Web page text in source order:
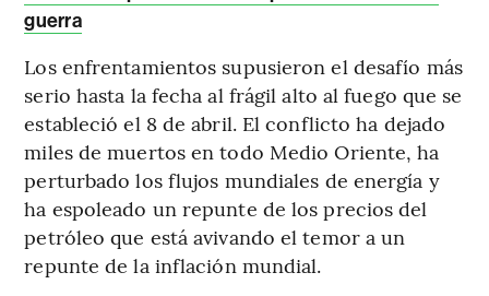
guerra
Los enfrentamientos supusieron el desafío más
serio hasta la fecha al frágil alto al fuego que se
estableció el 8 de abril. El conflicto ha dejado
miles de muertos en todo Medio Oriente, ha
perturbado los flujos mundiales de energía y
ha espoleado un repunte de los precios del
petróleo que está avivando el temor a un
repunte de la inflación mundial.